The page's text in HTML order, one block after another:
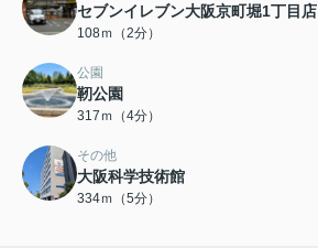
セブンイレブン大阪京町堀1丁目店
108ｍ（2分）
公園
靭公園
317ｍ（4分）
その他
大阪科学技術館
334ｍ（5分）